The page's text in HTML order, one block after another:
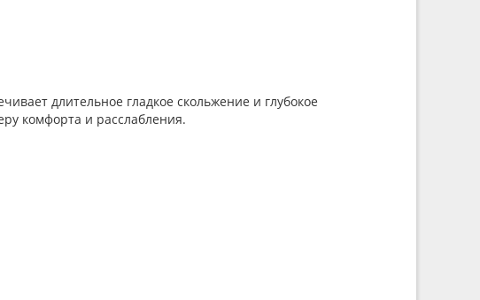
длительное гладкое скольжение и глубокое
комфорта и расслабления.